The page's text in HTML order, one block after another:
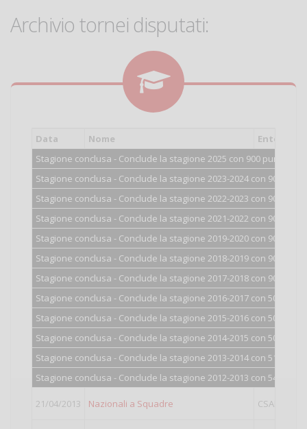
Archivio tornei disputati:
Data Nome Ente
Stagione conclusa - Conclude la stagione 2025 con 900 punti.
Stagione conclusa - Conclude la stagione 2023-2024 con 900 punti.
Stagione conclusa - Conclude la stagione 2022-2023 con 900 punti.
Stagione conclusa - Conclude la stagione 2021-2022 con 900 punti.
Stagione conclusa - Conclude la stagione 2019-2020 con 900 punti.
Stagione conclusa - Conclude la stagione 2018-2019 con 900 punti.
Stagione conclusa - Conclude la stagione 2017-2018 con 900 punti.
Stagione conclusa - Conclude la stagione 2016-2017 con 501 punti.
Stagione conclusa - Conclude la stagione 2015-2016 con 502 punti.
Stagione conclusa - Conclude la stagione 2014-2015 con 505 punti.
Stagione conclusa - Conclude la stagione 2013-2014 con 516 punti.
Stagione conclusa - Conclude la stagione 2012-2013 con 549 punti.
21/04/2013 Nazionali a Squadre CSAIN